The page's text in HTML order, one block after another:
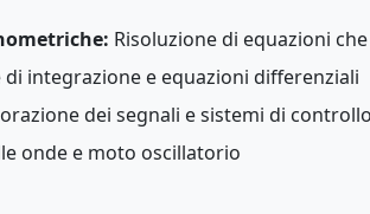
Risoluzione di equazioni
di integrazione e equazioni differenziali
dei segnali e sistemi di controllo
onde e moto oscillatorio